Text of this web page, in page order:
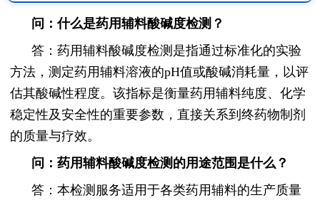
问：什么是药用辅料酸碱度检测？
答：药用辅料酸碱度检测是指通过标准化的实验
方法，测定药用辅料溶液的pH值或酸碱消耗量，以评
估其酸碱性程度。该指标是衡量药用辅料纯度、化学
稳定性及安全性的重要参数，直接关系到终药物制剂
的质量与疗效。
问：药用辅料酸碱度检测的用途范围是什么？
答：本检测服务适用于各类药用辅料的生产质量